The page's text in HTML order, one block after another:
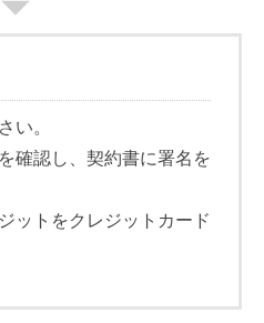
い。
確認し、契約書に署名 を
ットをクレジットカード